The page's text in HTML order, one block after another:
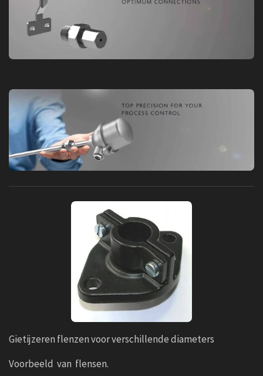
Gietijzeren flenzen voor verschillende diameters
Voorbeeld van flensen.